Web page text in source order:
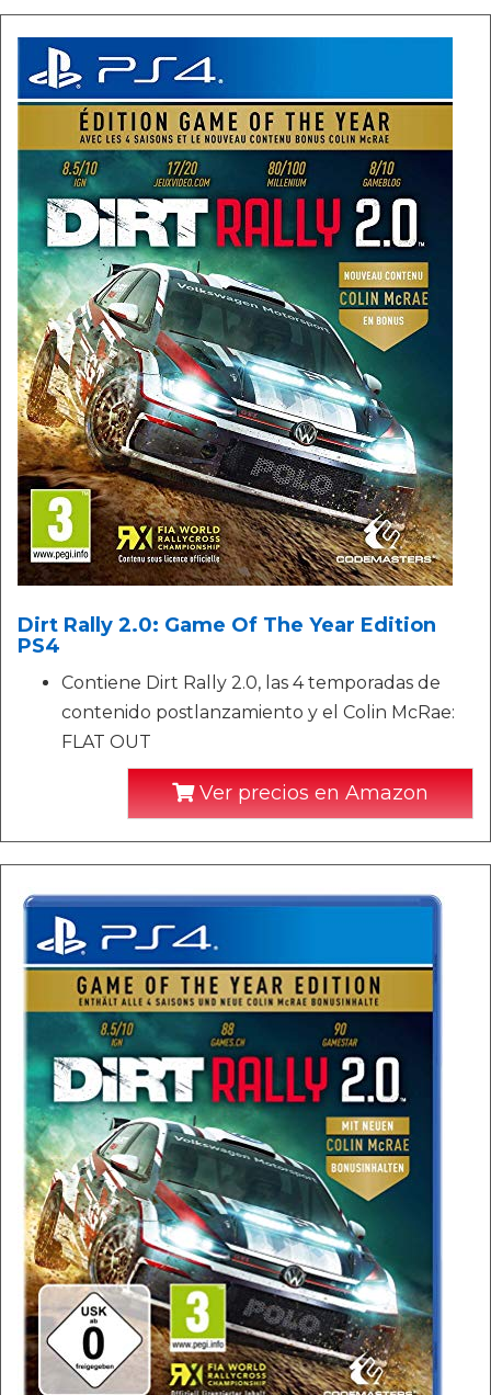
Dirt Rally 2.0: Game Of The Year Edition
PS4
Contiene Dirt Rally 2.0, las 4 temporadas de
contenido postlanzamiento y el Colin McRae:
FLAT OUT
Ver precios en Amazon